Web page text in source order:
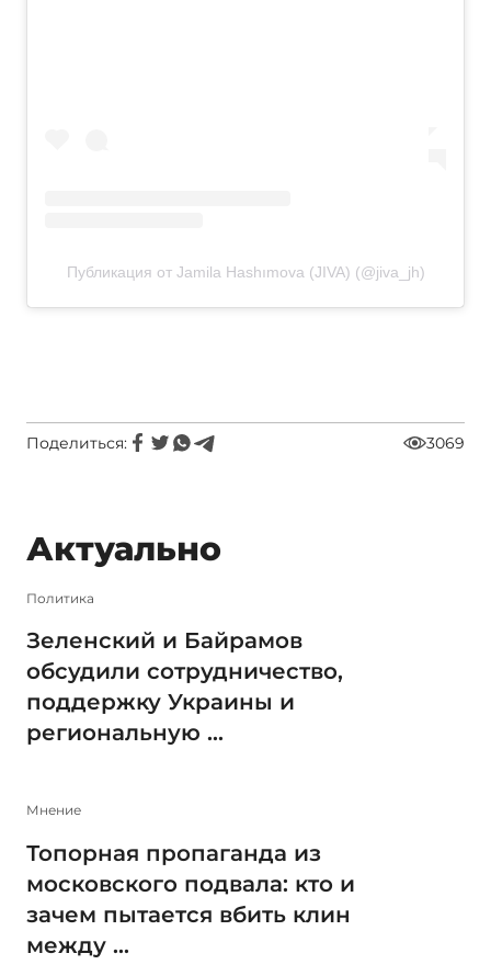
Публикация от Jamila Hashımova (JIVA) (@jiva_jh)
Поделиться: 3069
Актуально
Политика
Зеленский и Байрамов
обсудили сотрудничество,
поддержку Украины и
региональную ...
Мнение
Топорная пропаганда из
московского подвала: кто и
зачем пытается вбить клин
между ...